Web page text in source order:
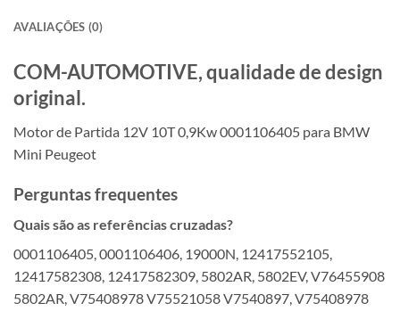
AVALIAÇÕES (0)
COM-AUTOMOTIVE, qualidade de design
original.
Motor de Partida 12V 10T 0,9Kw 0001106405 para BMW
Mini Peugeot
Perguntas frequentes
Quais são as referências cruzadas?
0001106405, 0001106406, 19000N, 12417552105,
12417582308, 12417582309, 5802AR, 5802EV, V76455908
5802AR, V75408978 V75521058 V7540897, V75408978